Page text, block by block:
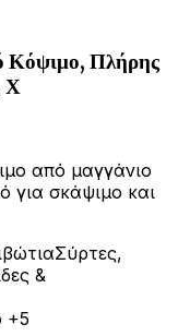
Πλήρης
Χ
από μαγγάνιο
για σκάψιμο και
Σύρτες,
&
+5